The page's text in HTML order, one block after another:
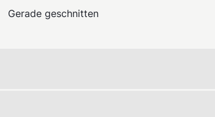
Gerade geschnitten